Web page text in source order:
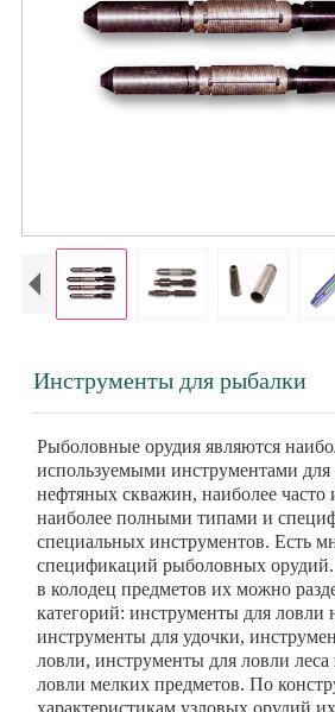
Инструменты для рыбалки
Рыболовные орудия являются
используемыми инструментами для
нефтяных скважин, наиболее часто
наиболее полными типами и
специальных инструментов. Есть
спецификаций рыболовных
в колодец предметов их можно
категорий: инструменты для ловли
инструменты для удочки,
ловли, инструменты для ловли
ловли мелких предметов. По
характеристикам узловых орудий